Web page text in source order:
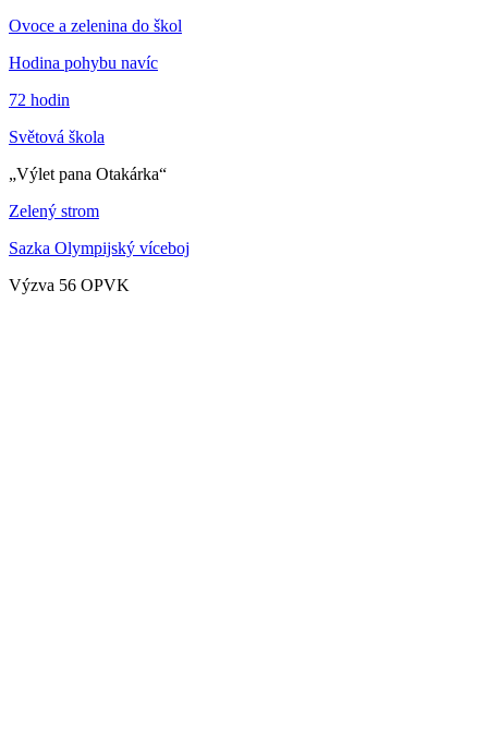
Ovoce a zelenina do škol
Hodina pohybu navíc
72 hodin
Světová škola
„Výlet pana Otakárka“
Zelený strom
Sazka Olympijský víceboj
Výzva 56 OPVK